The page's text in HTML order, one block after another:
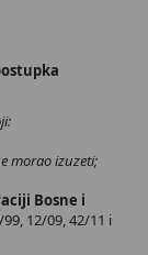
morao izuzeti;
Bosne i
12/09, 42/11 i